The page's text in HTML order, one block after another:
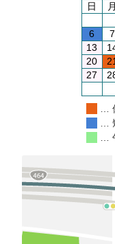
日
月
6
7
13
20
21
27
…
…
…